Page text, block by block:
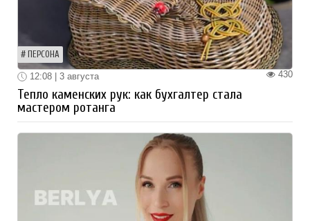
ПЕРСОНА
430
12:08 | 3 августа
Тепло каменских рук: как бухгалтер стала
мастером ротанга